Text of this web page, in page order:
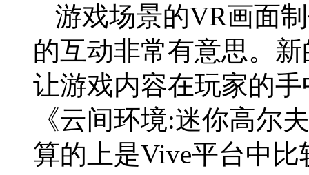
游戏场景的VR画面
的互动非常有意思。
让游戏内容在玩家的
《云间环境:迷你高尔
算的上是Vive平台中